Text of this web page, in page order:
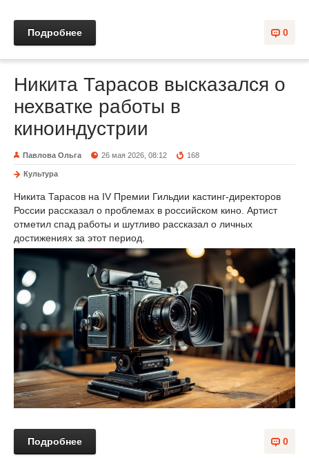
0
Подробнее
Никита Тарасов высказался о
нехватке работы в
киноиндустрии
Павлова Ольга 26 мая 2026, 08:12 168
Культура
Никита Тарасов на IV Премии Гильдии кастинг-директоров
России рассказал о проблемах в российском кино. Артист
отметил спад работы и шутливо рассказал о личных
достижениях за этот период.
0
Подробнее